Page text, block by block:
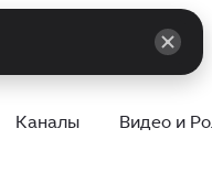
Каналы Видео и